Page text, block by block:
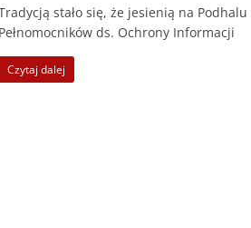
stało się, że jesienią na
ds. Ochrony Informacji
Czytaj dalej